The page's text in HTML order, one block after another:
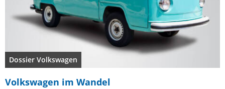
Dossier Volkswagen
Volkswagen im Wandel